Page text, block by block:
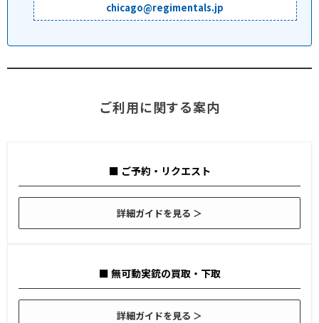
chicago@regimentals.jp
ご利用に関する案内
■ ご予約・リクエスト
詳細ガイドを見る ＞
■ 無可動実銃の買取・下取
詳細ガイドを見る ＞